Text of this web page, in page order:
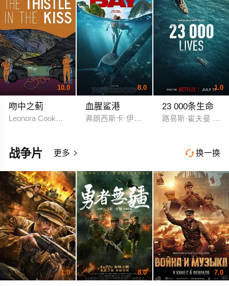
10.0
吻中之蓟
Leonora Cooke Sarah Coyne
8.0
血腥鲨港
弗朗西斯卡·伊斯特伍德
1.0
23 000条生命
路易斯·霍夫曼 玛
 换一换
战争片 更多 
1.0 8.0 7.0